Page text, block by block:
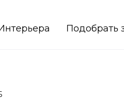
Подобрать